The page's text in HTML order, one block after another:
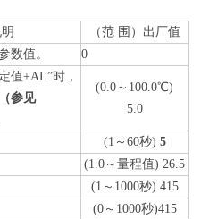
（范 围）出厂值
数值。 0
值+AL”时，
（参见
(0.0～100.0℃)
5.0
(1～60秒) 5
(1.0～量程值) 26.5
(1～1000秒) 415
(0～1000秒)415